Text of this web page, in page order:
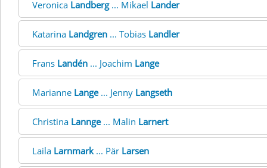
Veronica Landberg... Mikael Lander
Katarina Landgren ... Tobias Landler
Frans Landén ... Joachim Lange
Marianne Lange... Jenny Langseth
Christina Lannge... Malin Larnert
Laila Larnmark... Pär Larsen